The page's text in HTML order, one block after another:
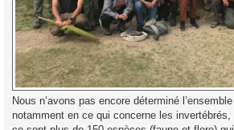
Nous n’avons pas encore déterminé
notamment en ce qui concerne les invertébrés,